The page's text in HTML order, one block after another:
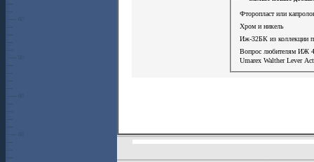
Фторопласт или
Хром и никель
Иж-32БК из коллекции
Вопрос любителям ИЖ
Umarex Walther Lever